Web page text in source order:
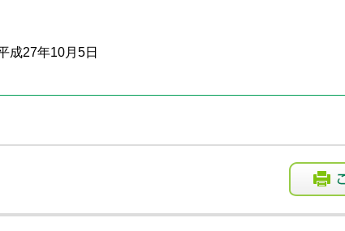
成27年10月5日